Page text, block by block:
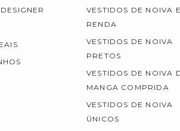
VESTIDOS DE NOIVA
RENDA
VESTIDOS DE NOIVA
PRETOS
VESTIDOS DE NOIVA
MANGA COMPRIDA
VESTIDOS DE NOIVA
ÚNICOS